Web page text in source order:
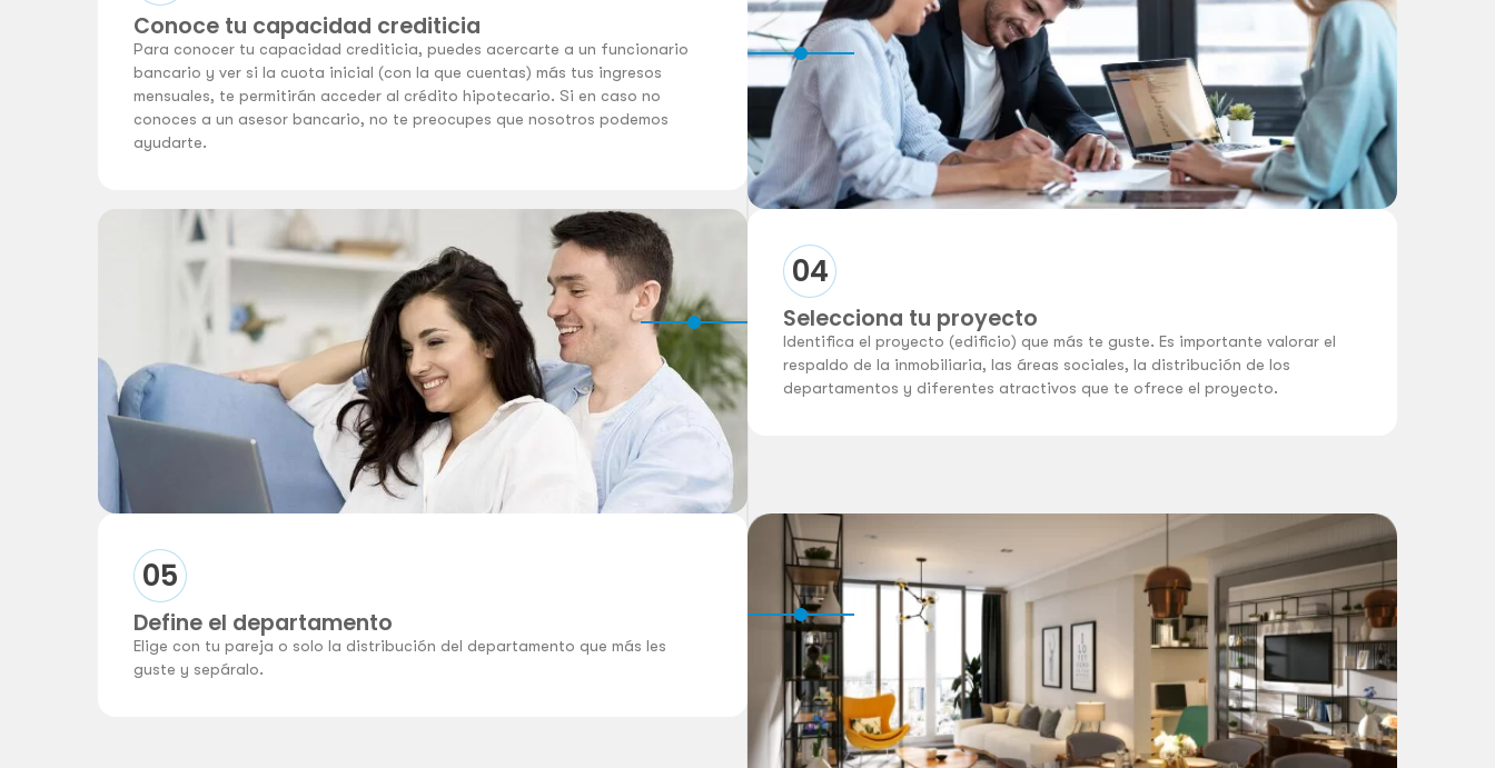
Conoce tu capacidad crediticia
Para conocer tu capacidad crediticia, puedes acercarte a un funcionario
bancario y ver si la cuota inicial (con la que cuentas) más tus ingresos
mensuales, te permitirán acceder al crédito hipotecario. Si en caso no
conoces a un asesor bancario, no te preocupes que nosotros podemos
ayudarte.
04
Selecciona tu proyecto
Identifica el proyecto (edificio) que más te guste. Es importante valorar el
respaldo de la inmobiliaria, las áreas sociales, la distribución de los
departamentos y diferentes atractivos que te ofrece el proyecto.
05
Define el departamento
Elige con tu pareja o solo la distribución del departamento que más les
guste y sepáralo.